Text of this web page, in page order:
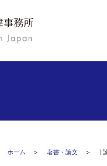
ホーム 著書・論文 [